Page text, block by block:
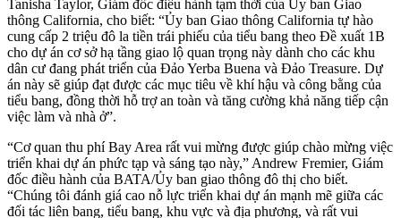
Tanisha Taylor, Giám đốc điều hành tạm thời của Ủy ban Giao
thông California, cho biết: “Ủy ban Giao thông California tự hào
cung cấp 2 triệu đô la tiền trái phiếu của tiểu bang theo Đề xuất 1B
cho dự án cơ sở hạ tầng giao lộ quan trọng này dành cho các khu
dân cư đang phát triển của Đảo Yerba Buena và Đảo Treasure. Dự
án này sẽ giúp đạt được các mục tiêu về khí hậu và công bằng của
tiểu bang, đồng thời hỗ trợ an toàn và tăng cường khả năng tiếp cận
việc làm và nhà ở”.
“Cơ quan thu phí Bay Area rất vui mừng được giúp chào mừng việc
triển khai dự án phức tạp và sáng tạo này,” Andrew Fremier, Giám
đốc điều hành của BATA/Ủy ban giao thông đô thị cho biết.
“Chúng tôi đánh giá cao nỗ lực triển khai dự án mạnh mẽ giữa các
đối tác liên bang, tiểu bang, khu vực và địa phương, và rất vui